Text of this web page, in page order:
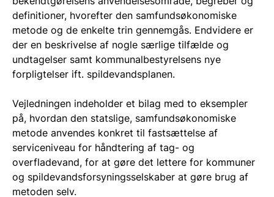
definitioner, hvorefter den samfundsøkonomiske
metode og de enkelte trin gennemgås. Endvidere er
der en beskrivelse af nogle særlige tilfælde og
undtagelser samt kommunalbestyrelsens nye
forpligtelser ift. spildevandsplanen.
Vejledningen indeholder et bilag med to eksempler
på, hvordan den statslige, samfundsøkonomiske
metode anvendes konkret til fastsættelse af
serviceniveau for håndtering af tag- og
overfladevand, for at gøre det lettere for kommuner
og spildevandsforsyningsselskaber at gøre brug af
metoden selv.